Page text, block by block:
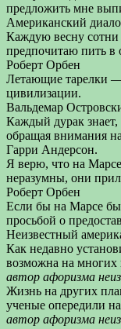
предложить мне
Американский
Каждую весну
предпочитаю пить в
Роберт Орбен
Летающие тарелки
цивилизации.
Вальдемар
Каждый дурак знает,
обращая внимания
Гарри Андерсон.
Я верю, что на
неразумны, они
Роберт Орбен
Если бы на Марсе
просьбой о
Неизвестный
Как недавно
возможна на многих
автор афоризма
Жизнь на других
ученые опередили
автор афоризма